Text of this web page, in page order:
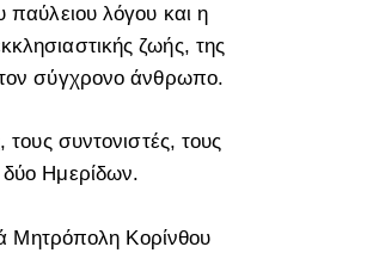
παύλειου λόγου και η
ζωής, της
σύγχρονο άνθρωπο.
συντονιστές, τους
Ημερίδων.
Μητρόπολη Κορίνθου